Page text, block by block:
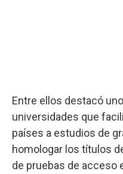
Entre ellos destacó
universidades que
países a estudios de
homologar los títulos
de pruebas de acceso